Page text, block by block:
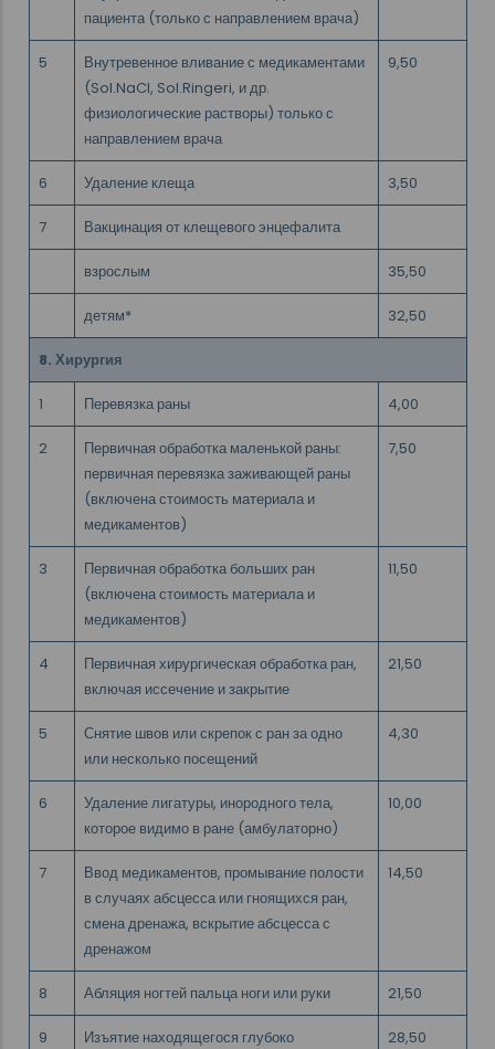
пациента (только с направлением врача)
5
Внутревенное вливание с медикаментами
(Sol.NaCl, Sol.Ringeri, и др.
физиологические растворы) только с
направлением врача
9,50
6 Удаление клеща 3,50
7 Вакцинация от клещевого энцефалита
взрослым 35,50
детям* 32,50
8. Хирургия
1 Перевязка раны 4,00
2
Первичная обработка маленькой раны:
первичная перевязка заживающей раны
(включена стоимость материала и
медикаментов)
7,50
3
Первичная обработка больших ран
(включена стоимость материала и
медикаментов)
11,50
4
Первичная хирургическая обработка ран,
включая иссечение и закрытие
21,50
5
Снятие швов или скрепок с ран за одно
или несколько посещений
4,30
6
Удаление лигатуры, инородного тела,
которое видимо в ране (амбулаторно)
10,00
7
Ввод медикаментов, промывание полости
в случаях абсцесса или гноящихся ран,
смена дренажа, вскрытие абсцесса с
дренажом
14,50
8 Абляция ногтей пальца ноги или руки 21,50
9
Изъятие находящегося глубоко
28,50